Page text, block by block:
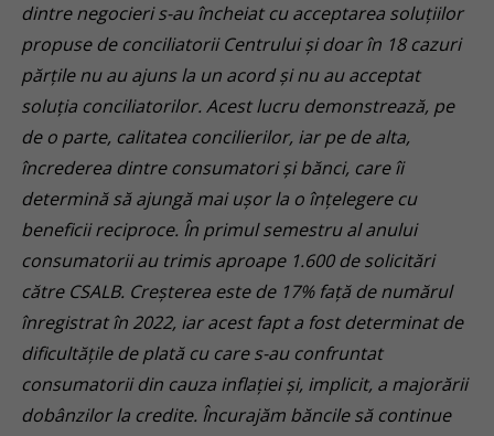
dintre negocieri s-au încheiat cu acceptarea soluțiilor
propuse de conciliatorii Centrului și doar în 18 cazuri
părțile nu au ajuns la un acord și nu au acceptat
soluția conciliatorilor. Acest lucru demonstrează, pe
de o parte, calitatea concilierilor, iar pe de alta,
încrederea dintre consumatori și bănci, care îi
determină să ajungă mai ușor la o înțelegere cu
beneficii reciproce. În primul semestru al anului
consumatorii au trimis aproape 1.600 de solicitări
către CSALB. Creșterea este de 17% față de numărul
înregistrat în 2022, iar acest fapt a fost determinat de
dificultățile de plată cu care s-au confruntat
consumatorii din cauza inflației și, implicit, a majorării
dobânzilor la credite. Încurajăm băncile să continue